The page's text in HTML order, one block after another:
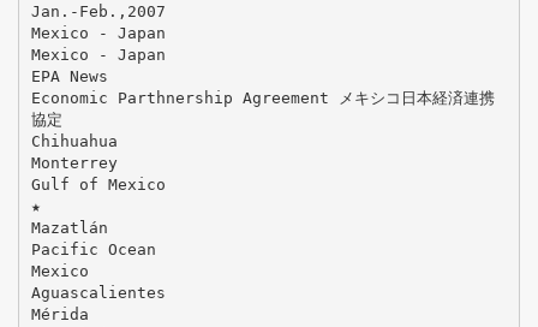
Jan.-Feb.,2007
Mexico - Japan
Mexico - Japan
EPA News
Economic Parthnership Agreement メキシコ日本経済連携
協定
Chihuahua
Monterrey
Gulf of Mexico
★
Mazatlán
Pacific Ocean
Mexico
Aguascalientes
Mérida